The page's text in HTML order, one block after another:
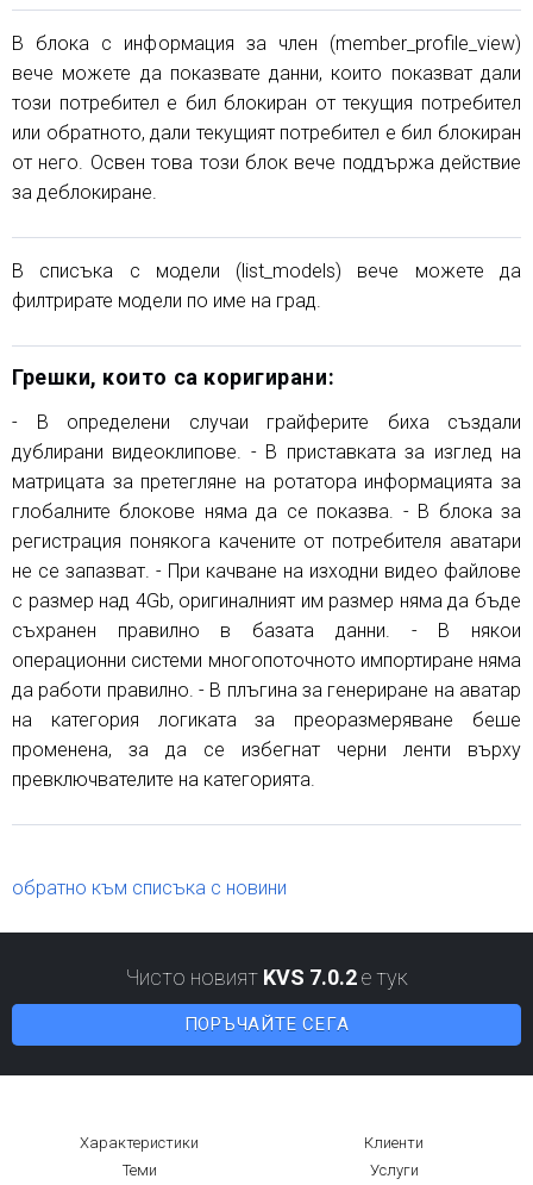
В блока с информация за член (member_profile_view)
вече можете да показвате данни, които показват дали
този потребител е бил блокиран от текущия потребител
или обратното, дали текущият потребител е бил блокиран
от него. Освен това този блок вече поддържа действие
за деблокиране.
В списъка с модели (list_models) вече можете да
филтрирате модели по име на град.
Грешки, които са коригирани:
- В определени случаи грайферите биха създали
дублирани видеоклипове. - В приставката за изглед на
матрицата за претегляне на ротатора информацията за
глобалните блокове няма да се показва. - В блока за
регистрация понякога качените от потребителя аватари
не се запазват. - При качване на изходни видео файлове
с размер над 4Gb, оригиналният им размер няма да бъде
съхранен правилно в базата данни. - В някои
операционни системи многопоточното импортиране няма
да работи правилно. - В плъгина за генериране на аватар
на категория логиката за преоразмеряване беше
променена, за да се избегнат черни ленти върху
превключвателите на категорията.
обратно към списъка с новини
Чисто новият KVS 7.0.2е тук
ПОРЪЧАЙТЕ СЕГА
Характеристики
Клиенти
Теми
Услуги